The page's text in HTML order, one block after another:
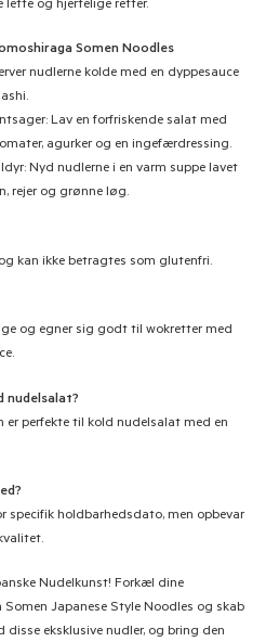
lette og hjertelige retter.
Somen Noodles
nudlerne kolde med en dyppesauce
Lav en forfriskende salat med
agurker og en ingefærdressing.
Nyd nudlerne i en varm suppe lavet
rejer og grønne løg.
kan ikke betragtes som glutenfri.
og egner sig godt til wokretter med
nudelsalat?
er perfekte til kold nudelsalat med en
specifik holdbarhedsdato, men opbevar
Nudelkunst! Forkæl dine
Japanese Style Noodles og skab
eksklusive nudler, og bring den